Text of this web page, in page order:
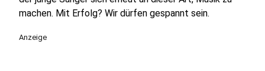
machen. Mit Erfolg? Wir dürfen gespannt sein.
Anzeige